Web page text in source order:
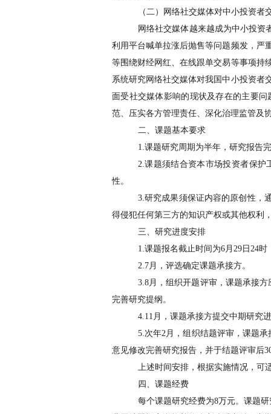
（二）网络社交媒体对中小投资者
网络社交媒体越来越成为中小投
利用平台喊单拉涨后抛售等问题频发，严
等围绕财经网红、在线跟单交易等事项持
系统研究网络社交媒体对我国中小投资者
面受社交媒体影响的现状及存在的主要
范、压实各方管理责任、深化治理监管及
二、课题基本要求
1.课题研究周期为半年，研究报告
2.课题须结合资本市场投资者保护
性。
3.研究成果须保证内容的原创性，
得侵犯任何第三方的知识产权或其他权利
三、研究进度安排
1.课题报名截止时间为6月 29 日 24时
2.7月，评选确定课题承接方。
3.8月，组织开题评审，课题承接
完善研究提纲。
4.11 月，课题承接方提交中期研究
5.次年2月，组织结题评审，课题
意见修改完善研究报告，并于结题评审后
上述时间安排，根据实施情况，可
四、课题经费
每个课题研究经费为8万元。课题